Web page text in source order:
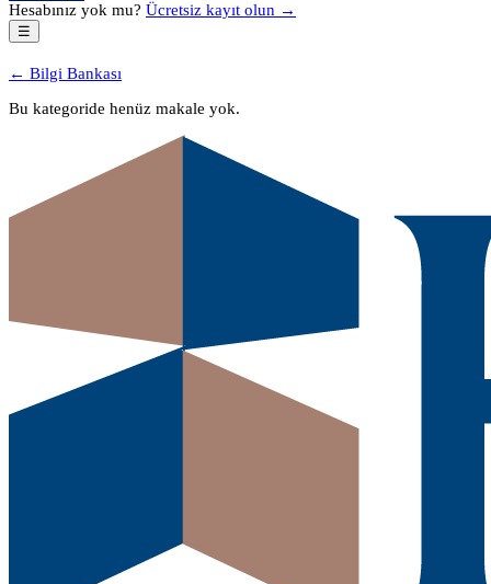
Hesabınız yok mu? Ücretsiz kayıt olun →
☰
← Bilgi Bankası
Bu kategoride henüz makale yok.